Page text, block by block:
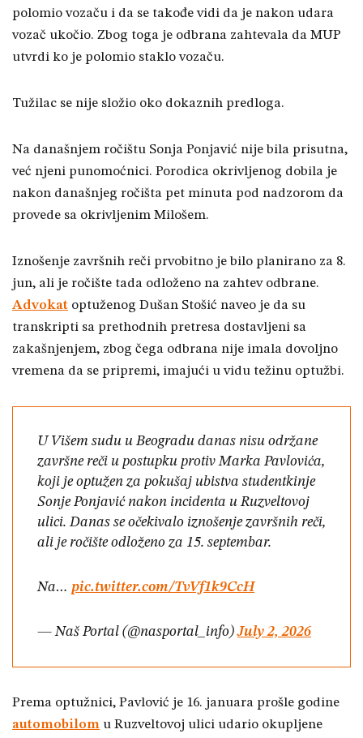
polomio vozaču i da se takođe vidi da je nakon udara
vozač ukočio. Zbog toga je odbrana zahtevala da MUP
utvrdi ko je polomio staklo vozaču.
Tužilac se nije složio oko dokaznih predloga.
Na današnjem ročištu Sonja Ponjavić nije bila prisutna,
već njeni punomoćnici. Porodica okrivljenog dobila je
nakon današnjeg ročišta pet minuta pod nadzorom da
provede sa okrivljenim Milošem.
Iznošenje završnih reči prvobitno je bilo planirano za 8.
jun, ali je ročište tada odloženo na zahtev odbrane.
Advokat optuženog Dušan Stošić naveo je da su
transkripti sa prethodnih pretresa dostavljeni sa
zakašnjenjem, zbog čega odbrana nije imala dovoljno
vremena da se pripremi, imajući u vidu težinu optužbi.
U Višem sudu u Beogradu danas nisu održane
završne reči u postupku protiv Marka Pavlovića,
koji je optužen za pokušaj ubistva studentkinje
Sonje Ponjavić nakon incidenta u Ruzveltovoj
ulici. Danas se očekivalo iznošenje završnih reči,
ali je ročište odloženo za 15. septembar.
Na… pic.twitter.com/TvVf1k9CcH
— Naš Portal (@nasportal_info)July 2, 2026
Prema optužnici, Pavlović je 16. januara prošle godine
automobilom u Ruzveltovoj ulici udario okupljene